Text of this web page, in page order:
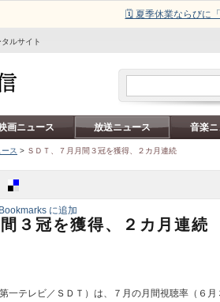
🗓️ 夏季休業ならびに
ルサイト
画ニュース 放送ニュース 音楽
ス > ＳＤＴ、７月月間３冠を獲得、２カ月連続
３冠を獲得、２カ月連続
一テレビ／ＳＤＴ）は、７月の月間視聴率（６